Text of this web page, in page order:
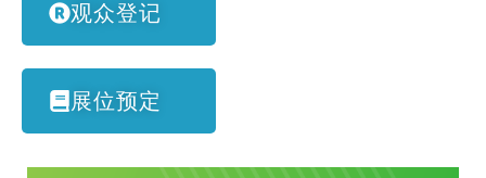
观众登记
展位预定